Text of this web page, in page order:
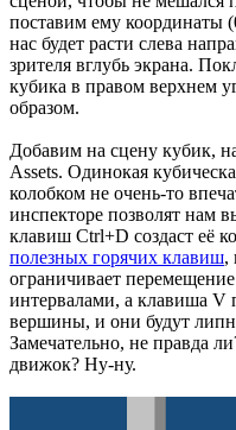
поставим ему координаты
нас будет расти слева
зрителя вглубь экрана.
кубика в правом верхнем
образом.
Добавим на сцену кубик,
Assets. Одинокая
колобком не очень-то
инспекторе позволят нам
клавиш Ctrl+D создаст её
полезных горячих клавиш,
ограничивает
интервалами, а клавиша V
вершины, и они будут
Замечательно, не правда
движок? Ну-ну.